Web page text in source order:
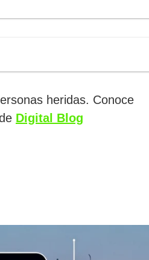
heridas. Conoce
Digital Blog